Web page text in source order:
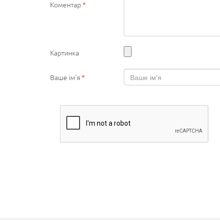
Коментар*
Картинка
Ваше ім'я*